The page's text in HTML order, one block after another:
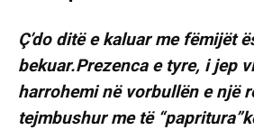
Ç’do ditë e kaluar me fëmijët
bekuar.Prezenca e tyre, i jep
harrohemi në vorbullën e një
tejmbushur me të